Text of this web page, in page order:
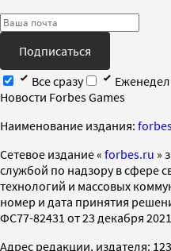
Подписаться
Все сразу
Новости Forbes Games
Наименование издания:
Cетевое издание « forbes.ru »
службой по надзору в сфере
технологий и массовых
номер и дата принятия
ФС77-82431 от 23 декабря 2021
Адрес редакции, издателя: